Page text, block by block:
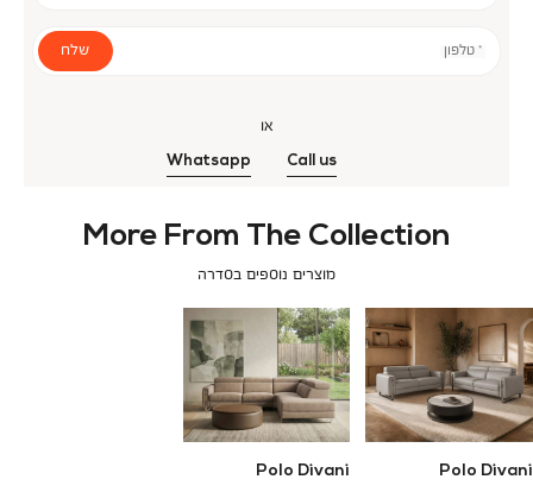
* טלפון שלח
או
Call us
Whatsapp
More From The Collection
מוצרים נוספים בסדרה
Polo Divani
Polo Divani